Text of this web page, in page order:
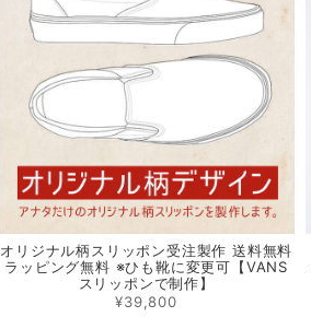
オリジナル柄スリッポン受注製作 送料無料
ラッピング無料 ※ひも靴に変更可【VANS
スリッポンで制作】
¥39,800